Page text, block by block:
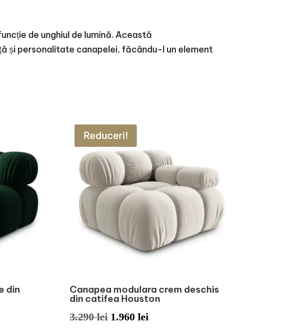
de unghiul de lumină. Această
și personalitate canapelei, făcându-l un element
din
Reduceri!
Canapea modulara crem deschis
din catifea Houston
3.290lei Prețul
1.960lei